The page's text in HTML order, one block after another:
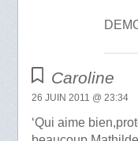
Caroline
26 JUIN 2011 @ 23:34
‘Qui aime